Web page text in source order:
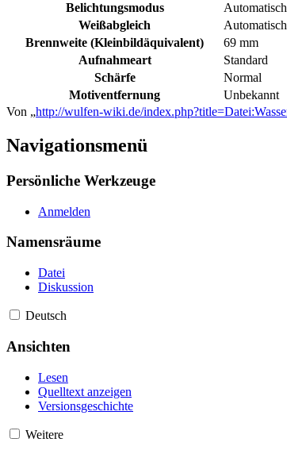
Belichtungsmodus
Weißabgleich
Automatisch
Brennweite (Kleinbildäquivalent)
69 mm
Aufnahmeart
Standard
Schärfe
Normal
Motiventfernung
Unbekannt
Von „http://wulfen-wiki.de/
Navigationsmenü
Persönliche Werkzeuge
Anmelden
Namensräume
Datei
Diskussion
Deutsch
Ansichten
Lesen
Quelltext anzeigen
Versionsgeschichte
Weitere